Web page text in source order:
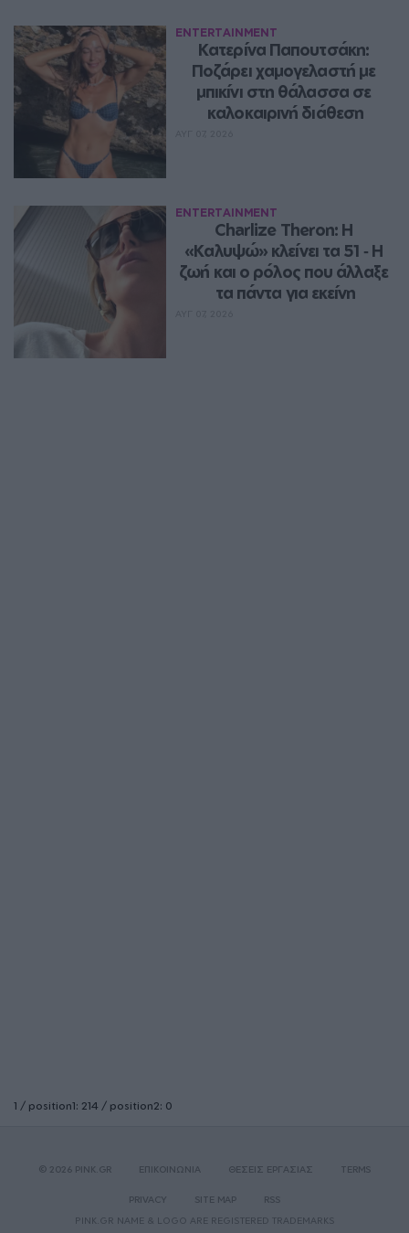
ENTERTAINMENT
Κατερίνα Παπουτσάκη:
Ποζάρει χαμογελαστή με
μπικίνι στη θάλασσα σε
καλοκαιρινή διάθεση
ENTERTAINMENT
Charlize Theron: Η
«Καλυψώ» κλείνει τα 51 ‑ H
ζωή και ο ρόλος που άλλαξε
τα πάντα για εκείνη
1 / position1: 214 / position2: 0
© 2026 PINK.GR ΕΠΙΚΟΙΝΩΝΙΑ ΘΕΣΕΙΣ ΕΡΓΑΣΙΑΣ TERMS
PRIVACY SITE MAP
RSS
PINK.GR NAME & LOGO ARE REGISTERED TRADEMARKS